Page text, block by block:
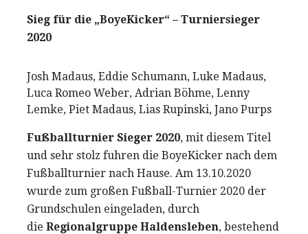
Sieg für die „BoyeKicker“ – Turniersieger
2020
Josh Madaus, Eddie Schumann, Luke Madaus,
Luca Romeo Weber, Adrian Böhme, Lenny
Lemke, Piet Madaus, Lias Rupinski, Jano Purps
Fußballturnier Sieger 2020, mit diesem Titel
und sehr stolz fuhren die BoyeKicker nach dem
Fußballturnier nach Hause. Am 13.10.2020
wurde zum großen Fußball-Turnier 2020 der
Grundschulen eingeladen, durch
die Regionalgruppe Haldensleben, bestehend